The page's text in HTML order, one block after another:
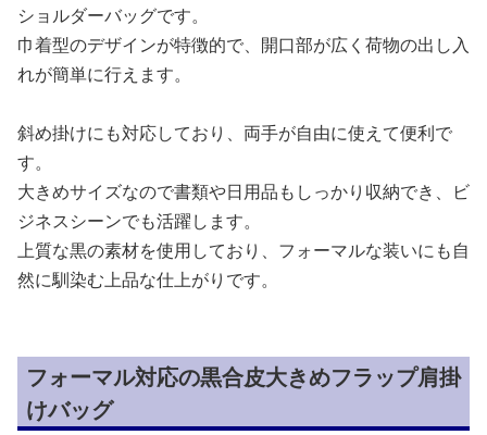
ショルダーバッグです。
巾着型のデザインが特徴的で、開口部が広く荷物の出し入
れが簡単に行えます。
斜め掛けにも対応しており、両手が自由に使えて便利で
す。
大きめサイズなので書類や日用品もしっかり収納でき、ビ
ジネスシーンでも活躍します。
上質な黒の素材を使用しており、フォーマルな装いにも自
然に馴染む上品な仕上がりです。
フォーマル対応の黒合皮大きめフラップ肩掛
けバッグ